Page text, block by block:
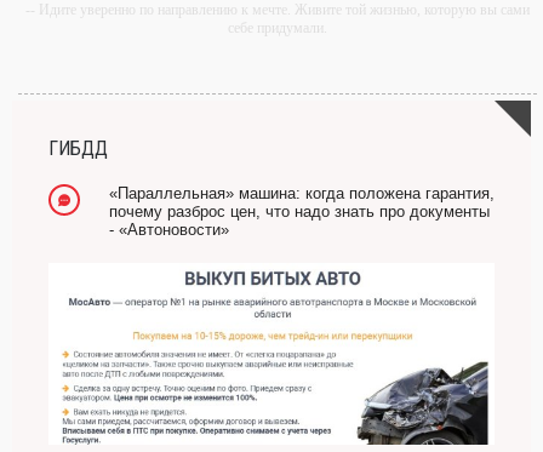
-- Идите уверенно по направлению к мечте. Живите той жизнью, которую вы сами
себе придумали.
-- Лучшее, что можно сделать с хорошим советом, это пропустить его мимо ушей.
Он никогда не бывает полезен никому, кроме того, кто его дал.
ГИБДД
«Параллельная» машина: когда положена гарантия,
почему разброс цен, что надо знать про документы
- «Автоновости»